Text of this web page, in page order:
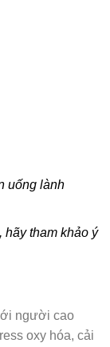
uống lành
hãy tham khảo ý
người cao
oxy hóa, cải